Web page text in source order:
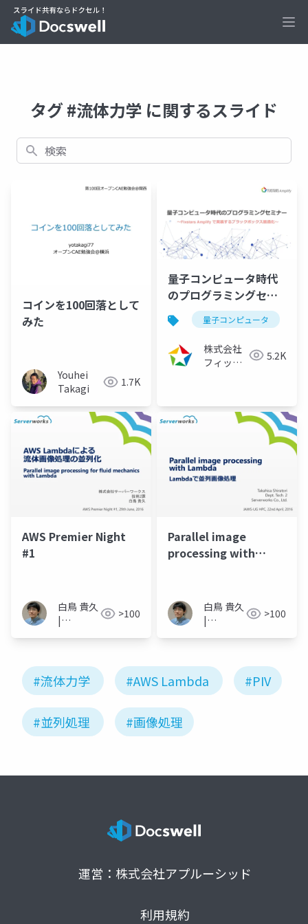
タグ #流体力学 に関するスライド
検索
コインを100回落として
みた
Youhei
Takagi
1.7K
量子コンピュータ時代
のプログラミングセミ
ナー ～Fixstars
Amplifyで実装するブ
ラックボックス最適化
～ （2023/07/27）
量子コンピュータ
株式会社
フィック
5.2K
AWS Premier Night
#1
白鳥 貴久
|
>100
Parallel image
processing with
白鳥 貴久
|
>100
#流体力学 #AWS Lambda #PIV
#並列処理 #画像処理
運営：株式会社アプルーシッド
利用規約